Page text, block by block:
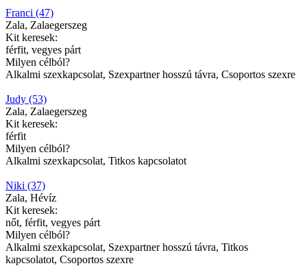
Franci (47)
Zala, Zalaegerszeg
Kit keresek:
férfit, vegyes párt
Milyen célból?
Alkalmi szexkapcsolat, Szexpartner hosszú távra, Csoportos szexre
Judy (53)
Zala, Zalaegerszeg
Kit keresek:
férfit
Milyen célból?
Alkalmi szexkapcsolat, Titkos kapcsolatot
Niki (37)
Zala, Hévíz
Kit keresek:
nőt, férfit, vegyes párt
Milyen célból?
Alkalmi szexkapcsolat, Szexpartner hosszú távra, Titkos
kapcsolatot, Csoportos szexre